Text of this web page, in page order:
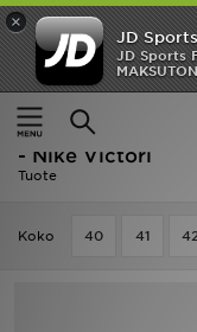
×
JD Sports
JD Sports
Etusivu
Miehet
Musta Miesten
- Nike Victori
Tuote
Koko 40 41
Etusivu
Ale
Uutuudet